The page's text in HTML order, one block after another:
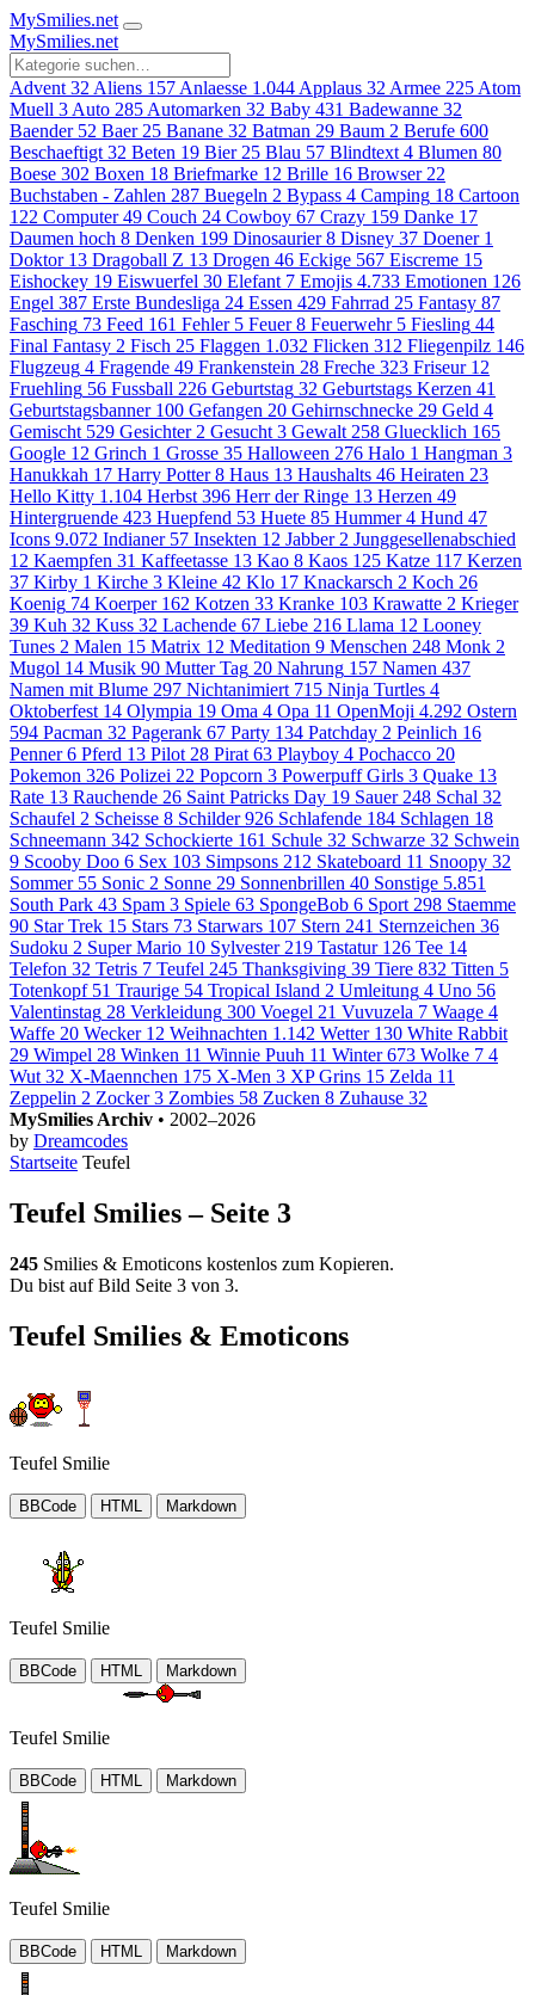
MySmilies.net
MySmilies.net
Advent 32 Aliens 157 Anlaesse 1.044 Applaus 32 Armee 225 Atom
Muell 3 Auto 285 Automarken 32 Baby 431 Badewanne 32
Baender 52 Baer 25 Banane 32 Batman 29 Baum 2 Berufe 600
Beschaeftigt 32 Beten 19 Bier 25 Blau 57 Blindtext 4 Blumen 80
Boese 302 Boxen 18 Briefmarke 12 Brille 16 Browser 22
Buchstaben - Zahlen 287 Buegeln 2 Bypass 4 Camping 18 Cartoon
122 Computer 49 Couch 24 Cowboy 67 Crazy 159 Danke 17
Daumen hoch 8 Denken 199 Dinosaurier 8 Disney 37 Doener 1
Doktor 13 Dragoball Z 13 Drogen 46 Eckige 567 Eiscreme 15
Eishockey 19 Eiswuerfel 30 Elefant 7 Emojis 4.733 Emotionen 126
Engel 387 Erste Bundesliga 24 Essen 429 Fahrrad 25 Fantasy 87
Fasching 73 Feed 161 Fehler 5 Feuer 8 Feuerwehr 5 Fiesling 44
Final Fantasy 2 Fisch 25 Flaggen 1.032 Flicken 312 Fliegenpilz 146
Flugzeug 4 Fragende 49 Frankenstein 28 Freche 323 Friseur 12
Fruehling 56 Fussball 226 Geburtstag 32 Geburtstags Kerzen 41
Geburtstagsbanner 100 Gefangen 20 Gehirnschnecke 29 Geld 4
Gemischt 529 Gesichter 2 Gesucht 3 Gewalt 258 Gluecklich 165
Google 12 Grinch 1 Grosse 35 Halloween 276 Halo 1 Hangman 3
Hanukkah 17 Harry Potter 8 Haus 13 Haushalts 46 Heiraten 23
Hello Kitty 1.104 Herbst 396 Herr der Ringe 13 Herzen 49
Hintergruende 423 Huepfend 53 Huete 85 Hummer 4 Hund 47
Icons 9.072 Indianer 57 Insekten 12 Jabber 2 Junggesellenabschied
12 Kaempfen 31 Kaffeetasse 13 Kao 8 Kaos 125 Katze 117 Kerzen
37 Kirby 1 Kirche 3 Kleine 42 Klo 17 Knackarsch 2 Koch 26
Koenig 74 Koerper 162 Kotzen 33 Kranke 103 Krawatte 2 Krieger
39 Kuh 32 Kuss 32 Lachende 67 Liebe 216 Llama 12 Looney
Tunes 2 Malen 15 Matrix 12 Meditation 9 Menschen 248 Monk 2
Mugol 14 Musik 90 Mutter Tag 20 Nahrung 157 Namen 437
Namen mit Blume 297 Nichtanimiert 715 Ninja Turtles 4
Oktoberfest 14 Olympia 19 Oma 4 Opa 11 OpenMoji 4.292 Ostern
594 Pacman 32 Pagerank 67 Party 134 Patchday 2 Peinlich 16
Penner 6 Pferd 13 Pilot 28 Pirat 63 Playboy 4 Pochacco 20
Pokemon 326 Polizei 22 Popcorn 3 Powerpuff Girls 3 Quake 13
Rate 13 Rauchende 26 Saint Patricks Day 19 Sauer 248 Schal 32
Schaufel 2 Scheisse 8 Schilder 926 Schlafende 184 Schlagen 18
Schneemann 342 Schockierte 161 Schule 32 Schwarze 32 Schwein
9 Scooby Doo 6 Sex 103 Simpsons 212 Skateboard 11 Snoopy 32
Sommer 55 Sonic 2 Sonne 29 Sonnenbrillen 40 Sonstige 5.851
South Park 43 Spam 3 Spiele 63 SpongeBob 6 Sport 298 Staemme
90 Star Trek 15 Stars 73 Starwars 107 Stern 241 Sternzeichen 36
Sudoku 2 Super Mario 10 Sylvester 219 Tastatur 126 Tee 14
Telefon 32 Tetris 7 Teufel 245 Thanksgiving 39 Tiere 832 Titten 5
Totenkopf 51 Traurige 54 Tropical Island 2 Umleitung 4 Uno 56
Valentinstag 28 Verkleidung 300 Voegel 21 Vuvuzela 7 Waage 4
Waffe 20 Wecker 12 Weihnachten 1.142 Wetter 130 White Rabbit
29 Wimpel 28 Winken 11 Winnie Puuh 11 Winter 673 Wolke 7 4
Wut 32 X-Maennchen 175 X-Men 3 XP Grins 15 Zelda 11
Zeppelin 2 Zocker 3 Zombies 58 Zucken 8 Zuhause 32
MySmilies Archiv • 2002–2026
by Dreamcodes
Startseite Teufel
Teufel Smilies – Seite 3
245 Smilies & Emoticons kostenlos zum Kopieren.
Du bist auf Bild Seite 3 von 3.
Teufel Smilies & Emoticons
Teufel Smilie
BBCode HTML Markdown
Teufel Smilie
BBCode HTML Markdown
Teufel Smilie
BBCode HTML Markdown
Teufel Smilie
BBCode HTML Markdown